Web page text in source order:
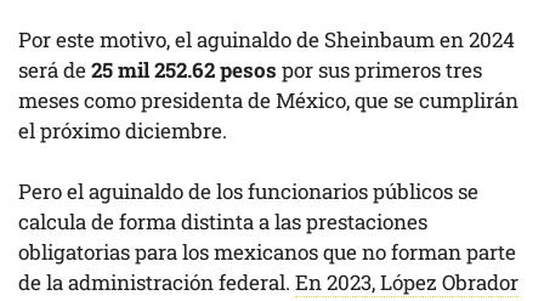
Por este motivo, el aguinaldo de Sheinbaum en 2024
será de25 mil 252.62 pesos por sus primeros tres
meses como presidenta de México, que se cumplirán
el próximo diciembre.
Pero el aguinaldo de los funcionarios públicos se
calcula de forma distinta a las prestaciones
obligatorias para los mexicanos que no forman parte
de la administración federal. En 2023, López Obrador